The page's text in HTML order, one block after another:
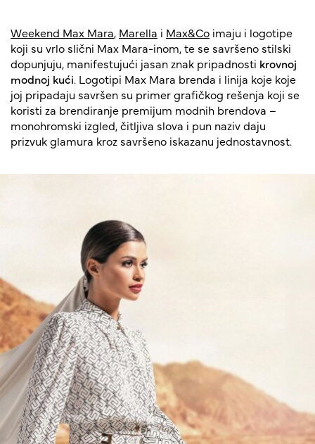
Weekend Max Mara, Marella i Max&Co imaju i logotipe
koji su vrlo slični Max Mara-inom, te se savršeno stilski
dopunjuju, manifestujući jasan znak pripadnosti krovnoj
modnoj kući. Logotipi Max Mara brenda i linija koje koje
joj pripadaju savršen su primer grafičkog rešenja koji se
koristi za brendiranje premijum modnih brendova –
monohromski izgled, čitljiva slova i pun naziv daju
prizvuk glamura kroz savršeno iskazanu jednostavnost.